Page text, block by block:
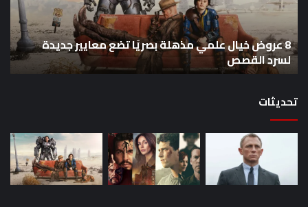
معايير
جديدة
لسرد
القصص
8 عروض خيال علمي مذهلة بصريًا تضع معايير جديدة
لسرد القصص
تحديثات